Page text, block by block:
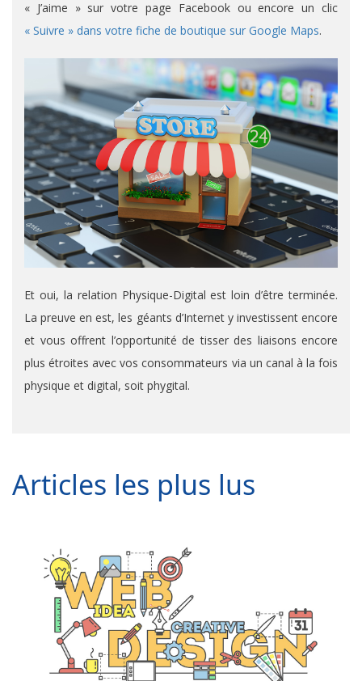
« J’aime » sur votre page Facebook ou encore un clic
« Suivre » dans votre fiche de boutique sur Google Maps.
Et oui, la relation Physique-Digital est loin d’être terminée.
La preuve en est, les géants d’Internet y investissent encore
et vous offrent l’opportunité de tisser des liaisons encore
plus étroites avec vos consommateurs via un canal à la fois
physique et digital, soit phygital.
Articles les plus lus